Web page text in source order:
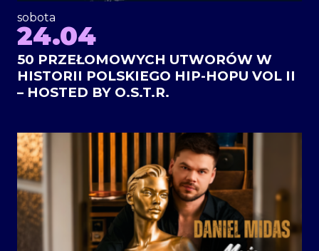
sobota
24.04
50 PRZEŁOMOWYCH UTWORÓW W
HISTORII POLSKIEGO HIP-HOPU VOL II
– HOSTED BY O.S.T.R.